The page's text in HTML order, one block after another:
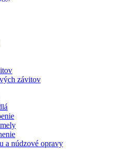
závitov
a núdzové opravy